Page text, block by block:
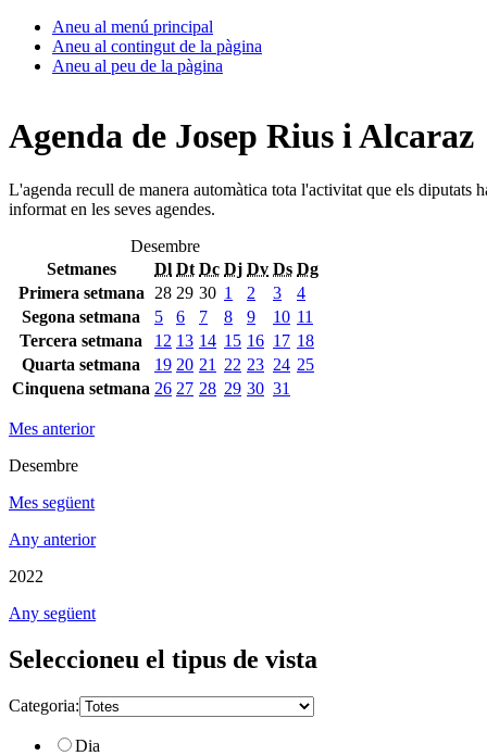
Aneu al menú principal
Aneu al contingut de la pàgina
Aneu al peu de la pàgina
Agenda de Josep Rius i Alcaraz
L'agenda recull de manera automàtica tota l'activitat que els diputats
informat en les seves agendes.
Desembre
Setmanes
Dl Dt Dc Dj Dv Ds Dg
Primera setmana
28 29 30 1 2 3
4
Segona setmana
5 6 7 8 9 10 11
Tercera setmana
12 13 14 15 16 17 18
Quarta setmana
19 20 21 22 23 24 25
Cinquena setmana 26 27 28 29 30 31
Mes anterior
Desembre
Mes següent
Any anterior
2022
Any següent
Seleccioneu el tipus de vista
Categoria:
Dia